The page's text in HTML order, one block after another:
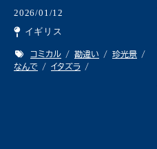
2026/01/12
イギリス
コミカル 勘違い
珍光景
なんで
イタズラ